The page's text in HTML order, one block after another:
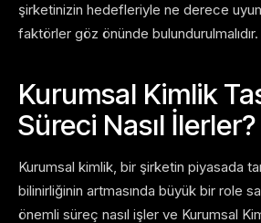
şirketinizin hedefleriyle ne derece
faktörler göz önünde bulundurulmalıdır.
Kurumsal Kimlik
Süreci Nasıl İlerler?
Kurumsal kimlik, bir şirketin piyasada
bilinirliğinin artmasında büyük bir role
önemli süreç nasıl işler ve Kurumsal